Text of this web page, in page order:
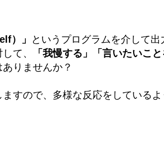
）」
というプログラムを介して出
て、
「我慢する」「言いたいこ
りませんか？
すので、多様な反応をしている